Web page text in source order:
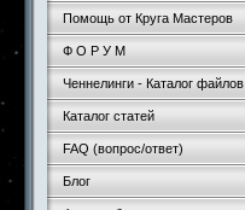
Помощь от Круга Мастеров
Ф О Р У М
Ченнелинги - Каталог файлов
Каталог статей
FAQ (вопрос/ответ)
Блог